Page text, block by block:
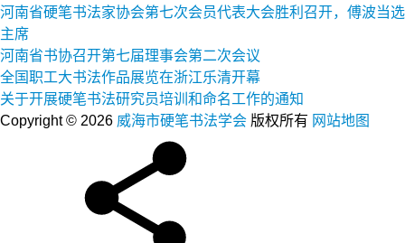
河南省硬笔书法家协会第七次会员代表大会胜利召开，傅波当选
主席
河南省书协召开第七届理事会第二次会议
全国职工大书法作品展览在浙江乐清开幕
关于开展硬笔书法研究员培训和命名工作的通知
Copyright © 2026 威海市硬笔书法学会 版权所有 网站地图